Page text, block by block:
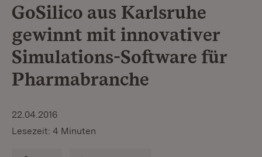
GoSilico aus Karlsruhe
gewinnt mit innovativer
Simulations-Software für
Pharmabranche
22.04.2016
Lesezeit: 4 Minuten